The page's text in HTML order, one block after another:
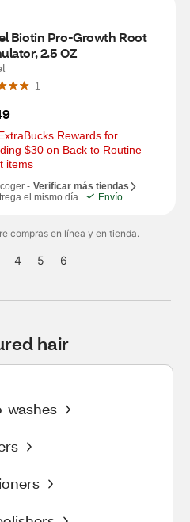
Biotin Pro-Growth Root
2.5 OZ
1
Rewards for
$30 on Back to Routine
items
- Verificar más tiendas
el mismo día
Envío
compras en línea y en tienda.
4 5 6
hair
washes